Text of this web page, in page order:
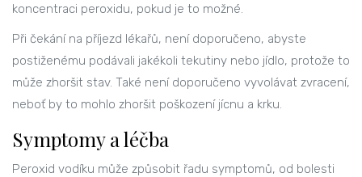
koncentraci peroxidu, pokud je to možné.
Při čekání na příjezd lékařů, není doporučeno, abyste
postiženému podávali jakékoli tekutiny nebo jídlo, protože to
může zhoršit stav. Také není doporučeno vyvolávat zvracení,
neboť by to mohlo zhoršit poškození jícnu a krku.
Symptomy a léčba
Peroxid vodíku může způsobit řadu symptomů, od bolesti